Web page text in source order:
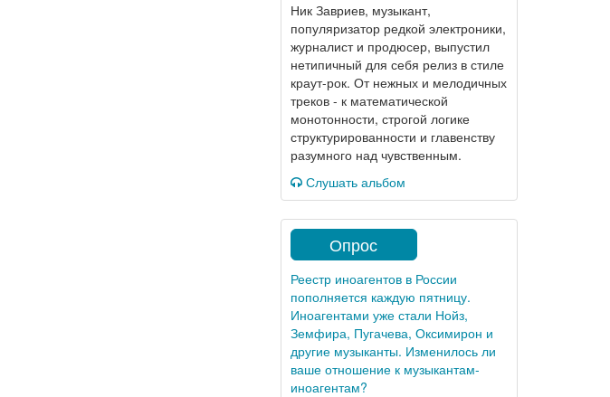
Ник Завриев, музыкант,
популяризатор редкой электроники,
журналист и продюсер, выпустил
нетипичный для себя релиз в стиле
краут-рок. От нежных и мелодичных
треков - к математической
монотонности, строгой логике
структурированности и главенству
разумного над чувственным.
Слушать альбом
Опрос
Реестр иноагентов в России
пополняется каждую пятницу.
Иноагентами уже стали Нойз,
Земфира, Пугачева, Оксимирон и
другие музыканты. Изменилось ли
ваше отношение к музыкантам-
иноагентам?